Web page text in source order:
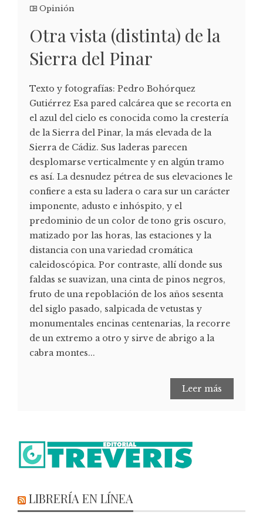
Opinión
Otra vista (distinta) de la
Sierra del Pinar
Texto y fotografías: Pedro Bohórquez
Gutiérrez Esa pared calcárea que se recorta en
el azul del cielo es conocida como la crestería
de la Sierra del Pinar, la más elevada de la
Sierra de Cádiz. Sus laderas parecen
desplomarse verticalmente y en algún tramo
es así. La desnudez pétrea de sus elevaciones le
confiere a esta su ladera o cara sur un carácter
imponente, adusto e inhóspito, y el
predominio de un color de tono gris oscuro,
matizado por las horas, las estaciones y la
distancia con una variedad cromática
caleidoscópica. Por contraste, allí donde sus
faldas se suavizan, una cinta de pinos negros,
fruto de una repoblación de los años sesenta
del siglo pasado, salpicada de vetustas y
monumentales encinas centenarias, la recorre
de un extremo a otro y sirve de abrigo a la
cabra montes...
Leer más
LIBRERÍA EN LÍNEA